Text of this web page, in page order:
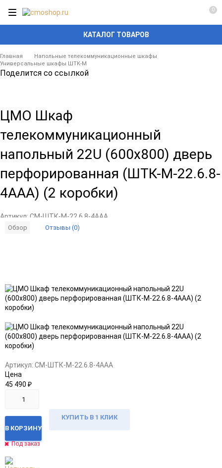
КАТАЛОГ ТОВАРОВ
0
Главная
Напольные телекоммуникационные шкафы
Универсальные шкафы ШТК-М
Поделится со ссылкой
ЦМО Шкаф
телекоммуникационный
напольный 22U (600x800) дверь
перфорированная (ШТК-М-22.6.8-
4ААА) (2 коробки)
Артикул: CM-ШТК-М-22.6.8-4ААА
Обзор Отзывы (0)
в
избранное
к
сравнению
Артикул: CM-ШТК-М-22.6.8-4ААА
Цена
45 490 ₽
В КОРЗИНУ
КУПИТЬ В 1 КЛИК
Под заказ